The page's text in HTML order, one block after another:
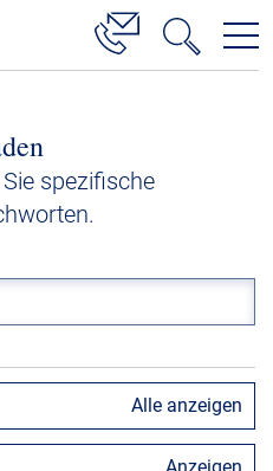
spezifische
Alle anzeigen